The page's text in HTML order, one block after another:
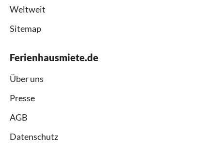
Weltweit
Sitemap
Ferienhausmiete.de
Über uns
Presse
AGB
Datenschutz